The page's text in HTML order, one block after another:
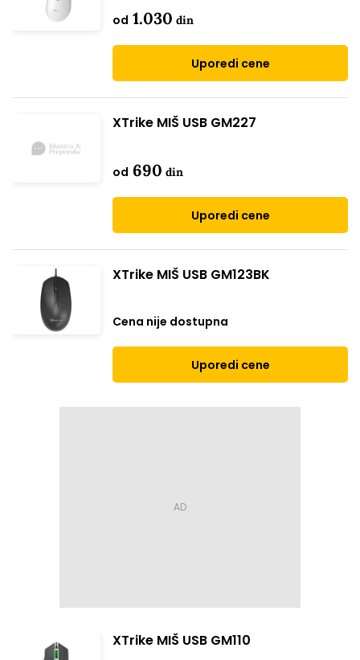
od 1.030 din
Uporedi cene
XTrike MIŠ USB GM227
od 690 din
Uporedi cene
XTrike MIŠ USB GM123BK
Cena nije dostupna
Uporedi cene
XTrike MIŠ USB GM110